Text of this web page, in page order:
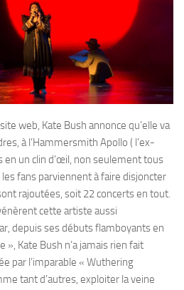
web, Kate Bush annonce qu’elle va
à l’Hammersmith Apollo ( l’ex-
un clin d’œil, non seulement tous
fans parviennent à faire disjoncter
rajoutées, soit 22 concerts en tout.
cette artiste aussi
depuis ses débuts flamboyants en
», Kate Bush n’a jamais rien fait
par l’imparable « Wuthering
tant d’autres, exploiter la veine